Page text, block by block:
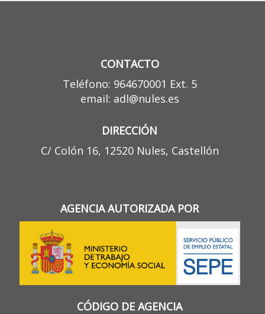
CONTACTO
Teléfono: 964670001 Ext. 5
email: adl@nules.es
DIRECCIÓN
C/ Colón 16, 12520 Nules, Castellón
AGENCIA AUTORIZADA POR
CÓDIGO DE AGENCIA